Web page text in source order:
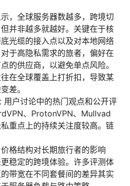
，全球服务器数越多，跨境切
并非越多就越好。关键在于核
光缆的接入点以及对本地网络
于高隐私需求的旅者，偏好在
的供应商，以避免单点风险。
在全球覆盖上打折扣，导致某
差。
户讨论中的热门观点和公开评
、ProtonVPN、Mullvad
重点上的持续关注度较高。链
格结构对长期旅行者的影响
稳定的跨境体验。许多评测体
带宽在不同套餐间的差异其实